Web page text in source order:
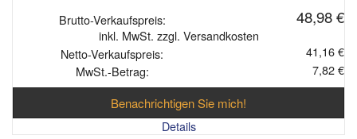
Brutto-Verkaufspreis: 48,98 €
inkl. MwSt. zzgl. Versandkosten
Netto-Verkaufspreis:
41,16 €
MwSt.-Betrag:
7,82 €
Benachrichtigen Sie mich!
Details